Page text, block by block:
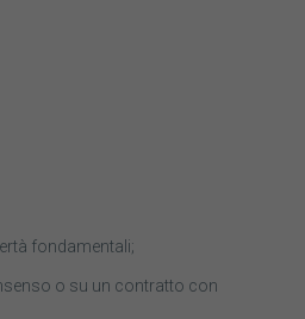
fondamentali;
o su un contratto con